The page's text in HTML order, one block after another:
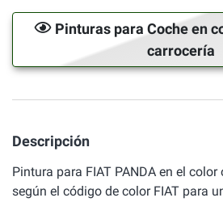
Pinturas para Coche en
carrocería
Descripción
Pintura para FIAT PANDA en el
según el código de color FIAT para